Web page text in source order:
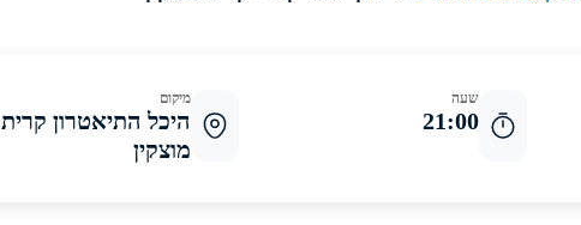
שעה
21:00
מיקום
היכל התיאטרון קרית
מוצקין